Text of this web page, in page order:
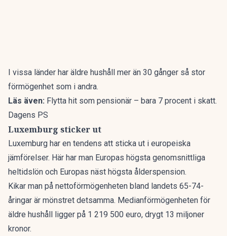
I vissa länder har äldre hushåll mer än 30 gånger så stor
förmögenhet som i andra.
Läs även: Flytta hit som pensionär – bara 7 procent i skatt.
Dagens PS
Luxemburg sticker ut
Luxemburg har en tendens att sticka ut i europeiska
jämförelser. Här har man Europas högsta genomsnittliga
heltidslön och Europas näst högsta ålderspension.
Kikar man på nettoförmögenheten bland landets 65-74-
åringar är mönstret detsamma. Medianförmögenheten för
äldre hushåll ligger på 1 219 500 euro, drygt 13 miljoner
kronor.